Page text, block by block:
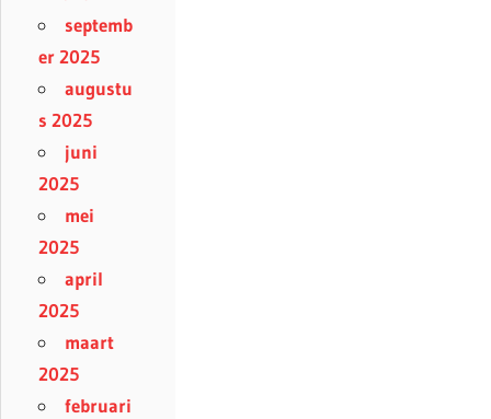
septemb
er 2025
augustu
s 2025
juni
2025
mei
2025
april
2025
maart
2025
februari